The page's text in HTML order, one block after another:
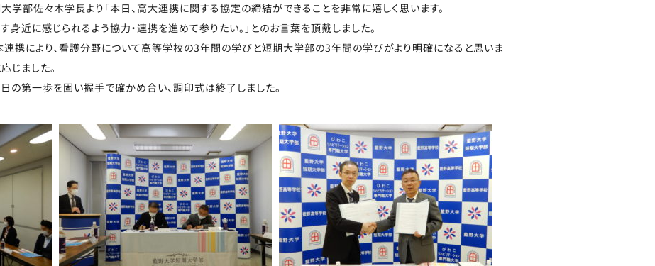
学部佐々木学長より「本日、高大連携に関する協定の締結ができることを非常に嬉しく思います。
近に感じられるよう協力・連携を進めて参りたい。」とのお言葉を頂戴しました。
連携により、看護分野について高等学校の3年間の学びと短期大学部の3年間の学びがより明確になると思いま
じました。
の第一歩を固い握手で確かめ合い、調印式は終了しました。